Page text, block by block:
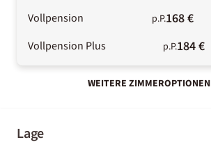
Vollpension p.P.168 €
Vollpension Plus p.P.184 €
WEITERE ZIMMEROPTIONEN
Lage